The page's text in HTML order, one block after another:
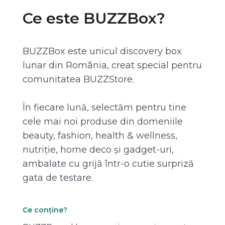
Ce este BUZZBox?
BUZZBox este unicul discovery box
lunar din România, creat special pentru
comunitatea BUZZStore.
În fiecare lună, selectăm pentru tine
cele mai noi produse din domeniile
beauty, fashion, health & wellness,
nutriție, home deco și gadget-uri,
ambalate cu grijă într-o cutie surpriză
gata de testare.
Ce conține?